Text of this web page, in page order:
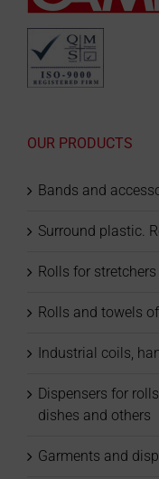
OUR PRODUCTS
Bands and
Surround plastic.
Rolls for stretchers
Rolls and towels
Industrial coils,
Dispensers for
dishes and others
Garments and